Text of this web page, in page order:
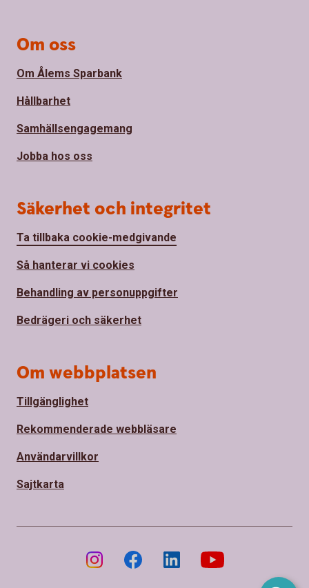
Om oss
Om Ålems Sparbank
Hållbarhet
Samhällsengagemang
Jobba hos oss
Säkerhet och integritet
Ta tillbaka cookie-medgivande
Så hanterar vi cookies
Behandling av personuppgifter
Bedrägeri och säkerhet
Om webbplatsen
Tillgänglighet
Rekommenderade webbläsare
Användarvillkor
Sajtkarta